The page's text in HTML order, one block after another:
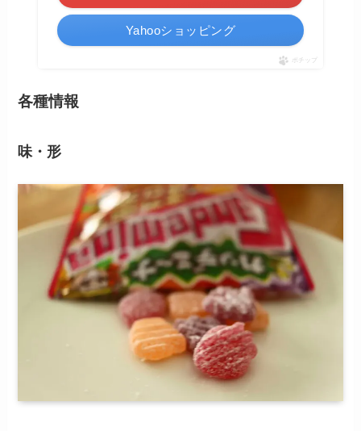
Yahooショッピング
ポチップ
各種情報
味・形